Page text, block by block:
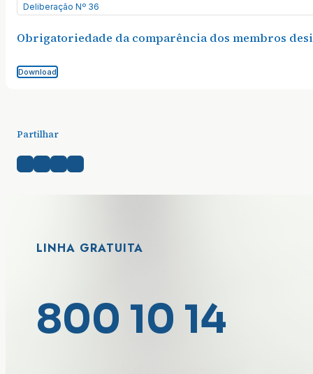
Deliberação Nº 36
Obrigatoriedade da comparência dos membros
Download
Partilhar
LINHA GRATUITA
800 10 14